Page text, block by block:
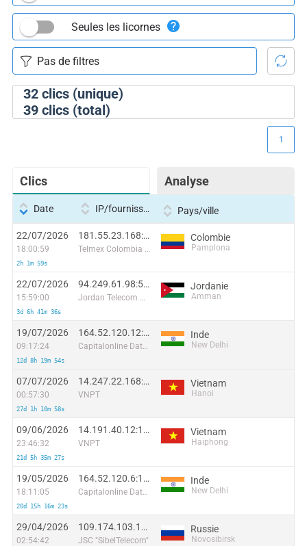
32clics (unique)
39clics (total)
Seules les licornes
Clics Analyse
1
Date IP/fournisseur Pays/ville
22/07/2026
18:00:59
2h 1m 59s
181.55.23.168:16988
Telmex Colombia S.A.
Colombie
Pamplona
22/07/2026
15:59:00
3d 6h 41m 36s
94.249.61.98:54459
Jordan Telecom Group ( Orange)
Jordanie
Amman
19/07/2026
09:17:24
12d 8h 19m 54s
164.52.120.12:62668
Capitalonline Data Service (HK) Co
Inde
New Delhi
07/07/2026
00:57:30
27d 1h 10m 58s
14.247.22.168:51958
VNPT
Vietnam
Hanoi
09/06/2026
23:46:32
21d 5h 35m 27s
14.191.40.12:14177
VNPT
Vietnam
Haiphong
19/05/2026
18:11:05
20d 15h 16m 23s
164.52.120.6:10207
Capitalonline Data Service (HK) Co
Inde
New Delhi
29/04/2026
02:54:42
109.174.103.138
JSC "SibelTelecom"
Russie
Novosibirsk